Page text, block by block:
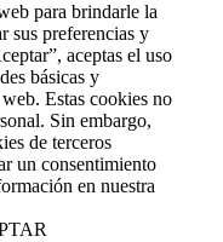
para brindarle la
sus preferencias y
aceptas el uso
básicas y
Estas cookies no
Sin embargo,
de terceros
un consentimiento
en nuestra